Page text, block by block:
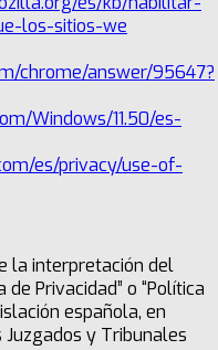
los-sitios-we
chrome/answer/95647?
Windows/11.50/es-
es/privacy/use-of-
la interpretación del
de Privacidad” o “Política
española, en
y Tribunales